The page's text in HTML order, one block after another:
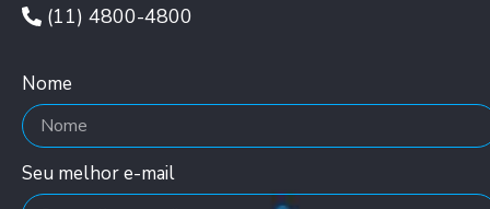
(11) 4800-4800
Nome
Seu melhor e-mail